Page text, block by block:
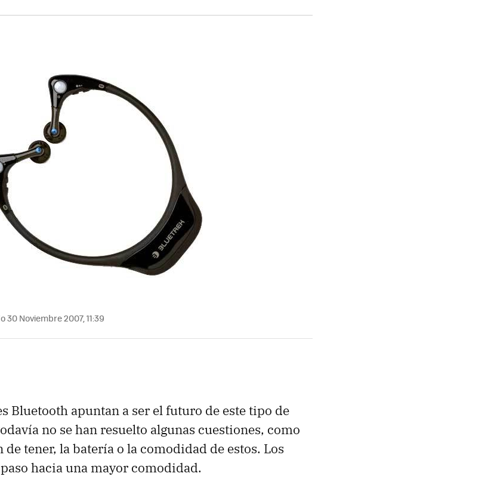
30 Noviembre 2007, 11:39
Bluetooth apuntan a ser el futuro de este tipo de
no se han resuelto algunas cuestiones, como
tener, la batería o la comodidad de estos. Los
hacia una mayor comodidad.